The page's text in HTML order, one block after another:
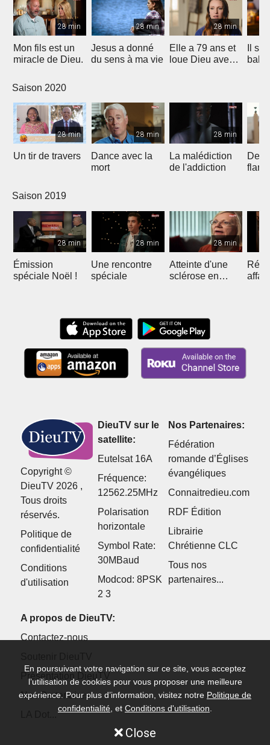
28 min
Mon fils est un
miracle de Dieu.
28 min
Jesus a donné
du sens à ma vie
28 min
Elle a 79 ans et
loue Dieu avec
Il
bale
Saison 2020
28 min
Un tir de travers
28 min
Dance avec la
mort
28 min
La malédiction
de l'addiction
Saison 2019
28 min
Émission
spéciale Noël !
28 min
Une rencontre
spéciale
28 min
Atteinte d'une
sclérose en
Copyright ©
DieuTV 2026 ,
Tous droits
réservés.
Politique de
confidentialité
Conditions
d'utilisation
DieuTV sur le
satellite:
Eutelsat 16A
Fréquence:
12562.25MHz
Polarisation
horizontale
Symbol Rate:
30MBaud
Modcod: 8PSK
2 3
Nos Partenaires:
Fédération
romande d’Églises
évangéliques
Connaitredieu.com
RDF Édition
Librairie
Chrétienne CLC
Tous nos
partenaires...
A propos de DieuTV:
Contactez-nous
Présentation DieuTV
Nos Partenaires
En poursuivant votre navigation sur ce site, vous acceptez
l’utilisation de cookies pour vous proposer une meilleure
expérience. Pour plus d’information, visitez notre Politique de
confidentialité , et Conditions d'utilisation